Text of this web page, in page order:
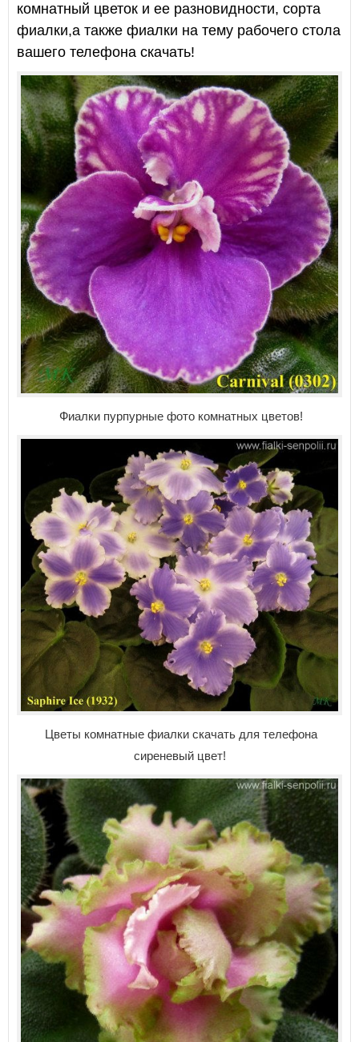
комнатный цветок и ее разновидности, сорта
фиалки,а также фиалки на тему рабочего стола
вашего телефона скачать!
Фиалки пурпурные фото комнатных цветов!
Цветы комнатные фиалки скачать для телефона
сиреневый цвет!